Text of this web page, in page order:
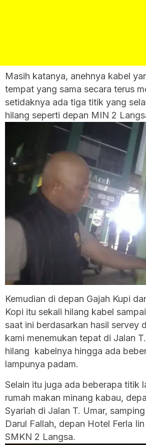
Masih katanya, anehnya kabel
tempat yang sama secara terus
setidaknya ada tiga titik yang
hilang seperti depan MIN 2
Kemudian di depan Gajah Kupi
Kopi itu sekali hilang kabel
saat ini berdasarkan hasil servey
kami menemukan tepat di Jalan
hilang kabelnya hingga ada
lampunya padam.
Selain itu juga ada beberapa titik
rumah makan minang kabau,
Syariah di Jalan T. Umar,
Darul Fallah, depan Hotel Ferla
SMKN 2 Langsa.